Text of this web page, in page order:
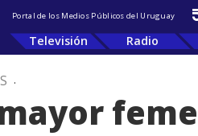
Portal de los Medios Públicos del Uruguay
Televisión Radio
.